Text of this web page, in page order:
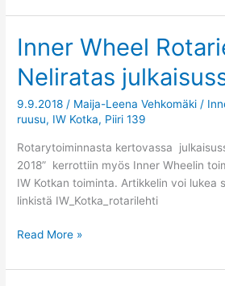
Inner Wheel
Neliratas
9.9.2018 / Maija-Leena Vehkomäki /
ruusu, IW Kotka, Piiri 139
Rotarytoiminnasta kertovassa
2018” kerrottiin myös Inner Wheelin
IW Kotkan toiminta. Artikkelin voi lukea
linkistä IW_Kotka_rotarilehti
Inner
Wheel
Rotarien
julkaisussa
Read More »